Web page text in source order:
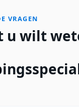
VRAGEN
u wilt